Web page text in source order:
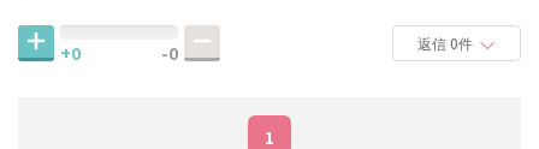
+0 -0 返信 0件
1